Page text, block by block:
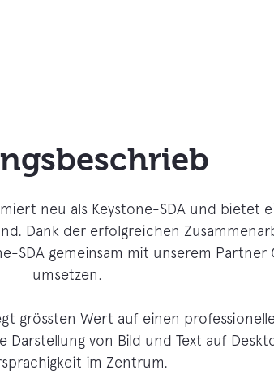
neu als Keystone-SDA und bietet
Dank der erfolgreichen
gemeinsam mit unserem
umsetzen.
grössten Wert auf einen
von Bild und Text auf
im Zentrum.